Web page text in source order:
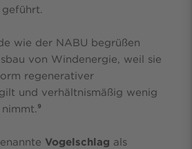
geführt.
wie der NABU begrüßen
von Windenergie, weil sie
regenerativer
und verhältnismäßig wenig
⁹
Vogelschlag als